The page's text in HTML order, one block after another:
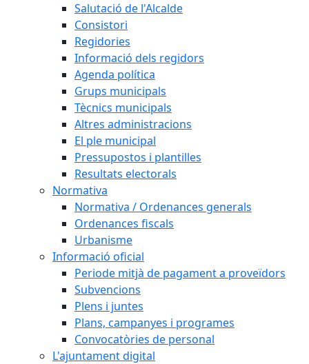
Salutació de l'Alcalde
Consistori
Regidories
Informació dels regidors
Agenda política
Grups municipals
Tècnics municipals
Altres administracions
El ple municipal
Pressupostos i plantilles
Resultats electorals
Normativa
Normativa / Ordenances generals
Ordenances fiscals
Urbanisme
Informació oficial
Periode mitjà de pagament a proveïdors
Subvencions
Plens i juntes
Plans, campanyes i programes
Convocatòries de personal
L'ajuntament digital